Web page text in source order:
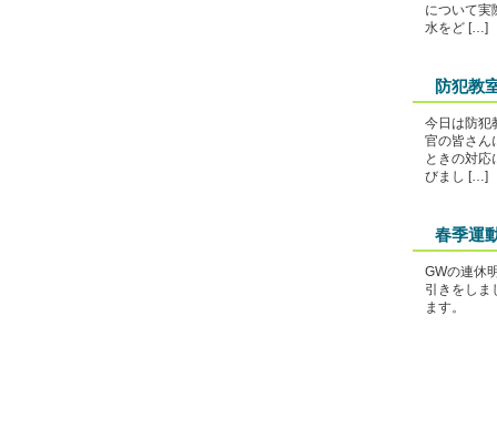
について実
水をど […]
防犯教
今日は防犯
官の皆さん
ときの対応
びまし […]
春季運
GWの連休
引きをしま
ます。